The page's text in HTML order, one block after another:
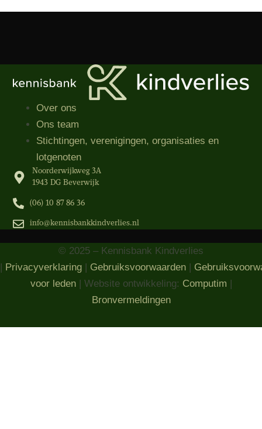
Over ons
Ons team
Stichtingen, verenigingen, organisaties​ en
lotgenoten
Noorderwijkweg 3A
1943 DG Beverwijk
(06) 10 87 86 36‬
info@kennisbankkindverlies.nl
© 2025 – Kennisbank Kindverlies
| Privacyverklaring | Gebruiksvoorwaarden |
voor leden| Website ontwikkeling: Computim |
Bronvermeldingen